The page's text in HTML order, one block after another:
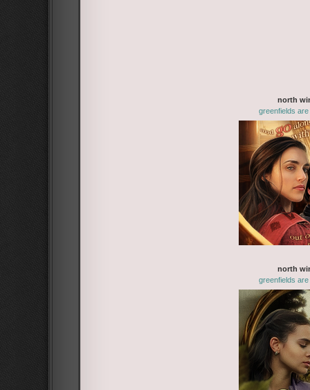
north
greenfields
north
greenfields